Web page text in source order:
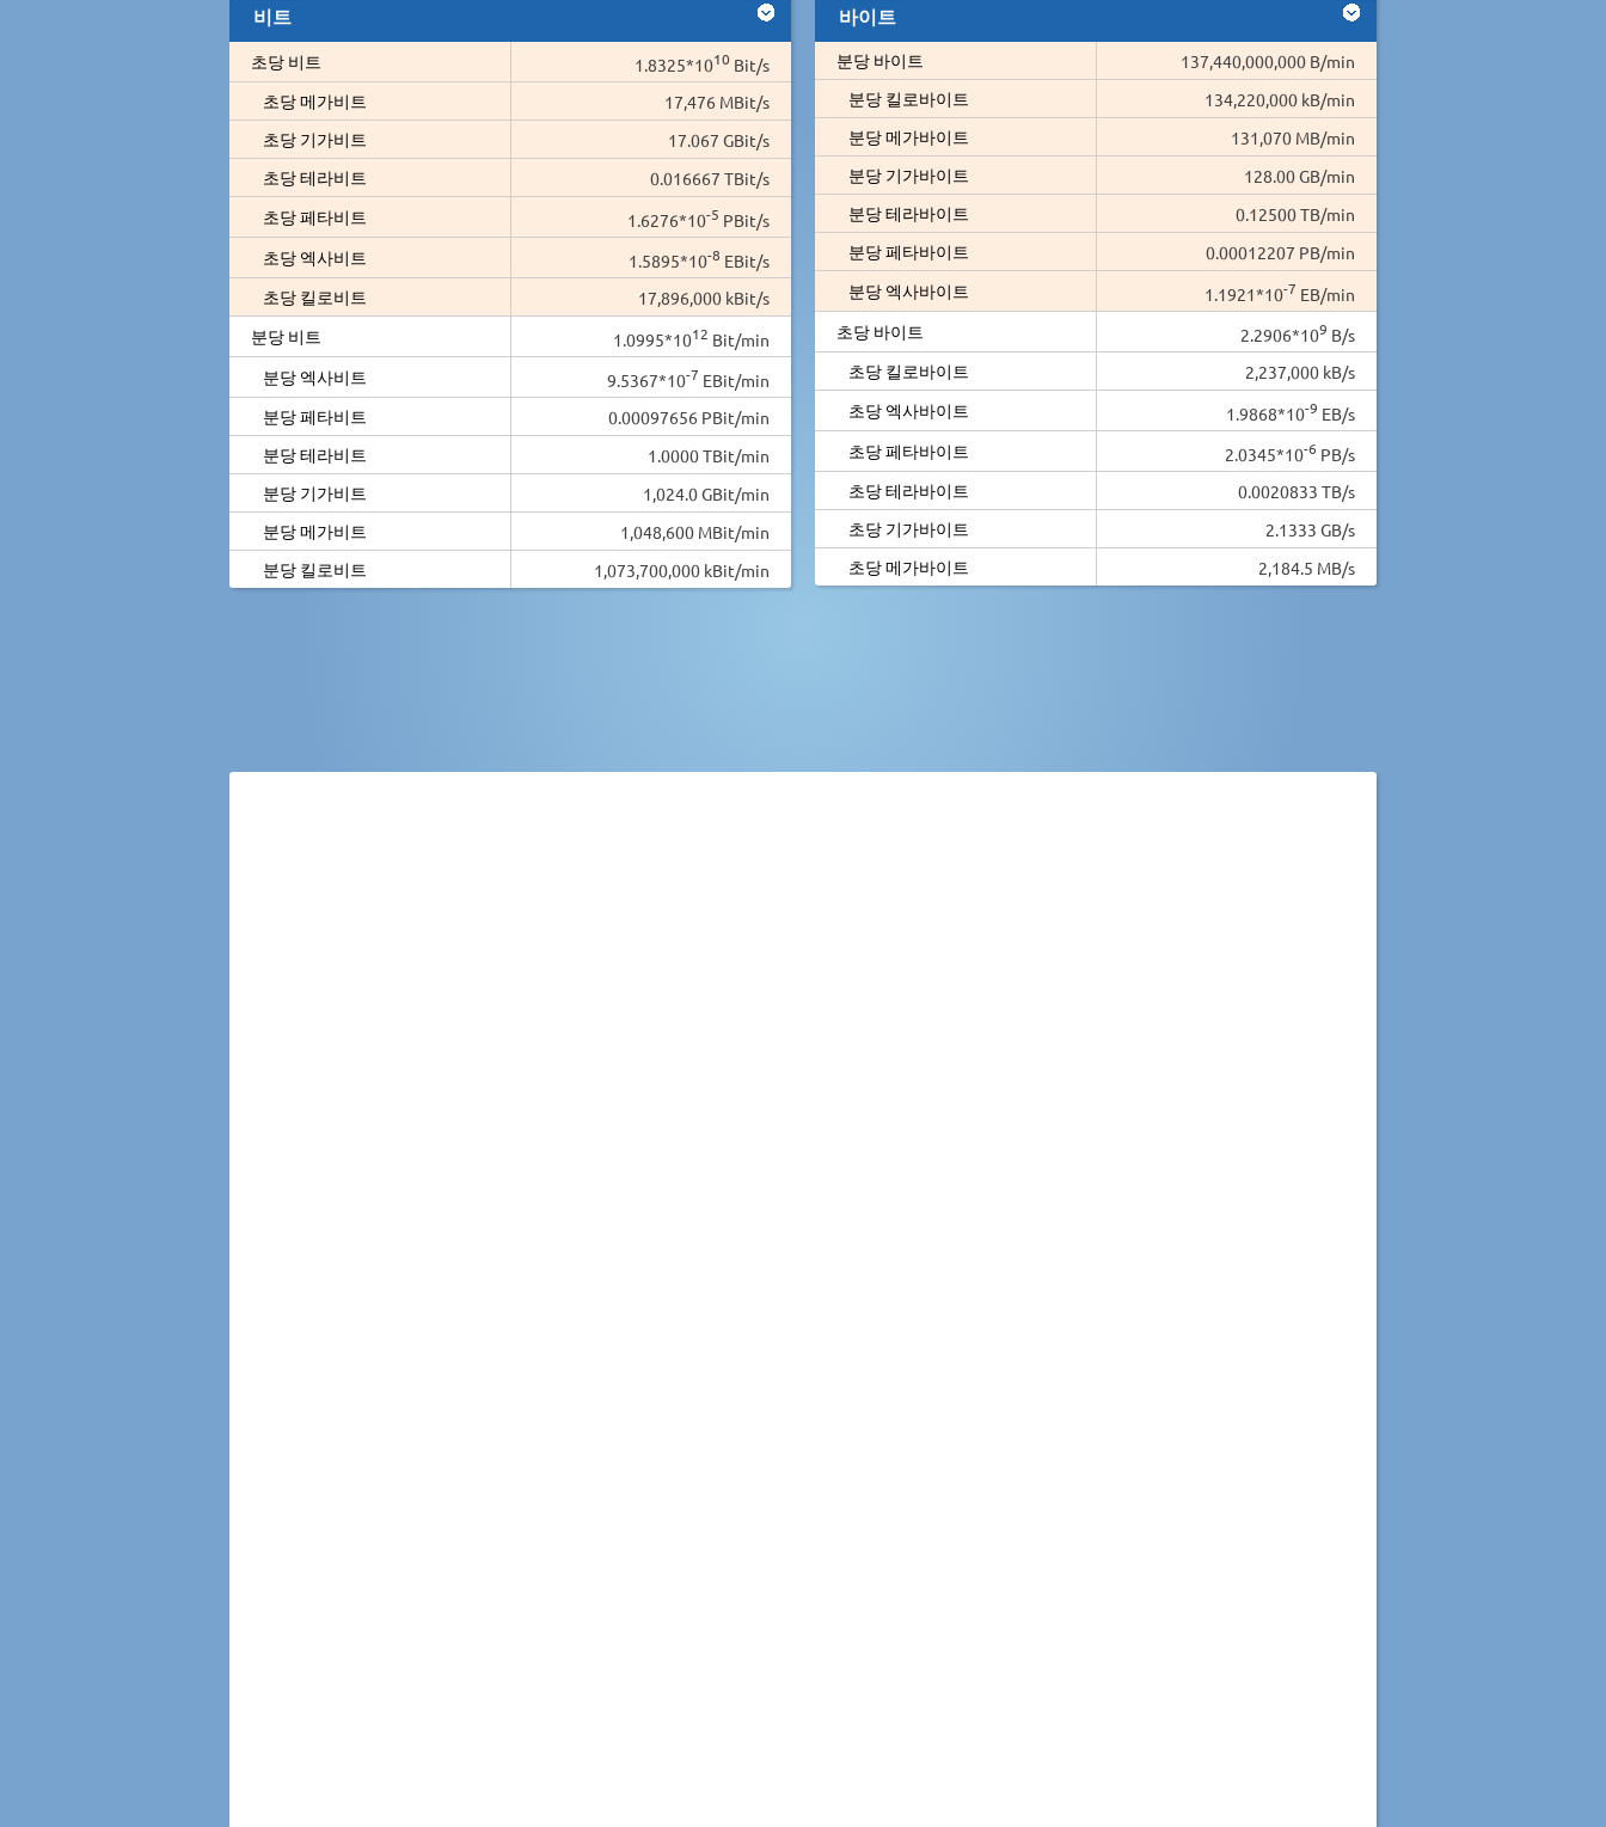
비트
초당 비트 1.8325*1010 Bit/s
초당 메가비트
17,476 MBit/s
초당 기가비트
17.067 GBit/s
초당 테라비트
0.016667 TBit/s
초당 페타비트
1.6276*10-5 PBit/s
초당 엑사비트
1.5895*10-8 EBit/s
초당 킬로비트
17,896,000 kBit/s
분당 비트
1.0995*1012 Bit/min
분당 엑사비트
9.5367*10-7 EBit/min
분당 페타비트
0.00097656 PBit/min
분당 테라비트
1.0000 TBit/min
분당 기가비트
1,024.0 GBit/min
분당 메가비트
1,048,600 MBit/min
분당 킬로비트
1,073,700,000 kBit/min
바이트
분당 바이트
137,440,000,000 B/min
분당 킬로바이트
134,220,000 kB/min
분당 메가바이트
131,070 MB/min
분당 기가바이트
128.00 GB/min
분당 테라바이트
0.12500 TB/min
분당 페타바이트
0.00012207 PB/min
분당 엑사바이트
1.1921*10-7 EB/min
초당 바이트
2.2906*109 B/s
초당 킬로바이트
2,237,000 kB/s
초당 엑사바이트
1.9868*10-9 EB/s
초당 페타바이트
2.0345*10-6 PB/s
초당 테라바이트
0.0020833 TB/s
초당 기가바이트
2.1333 GB/s
초당 메가바이트
2,184.5 MB/s